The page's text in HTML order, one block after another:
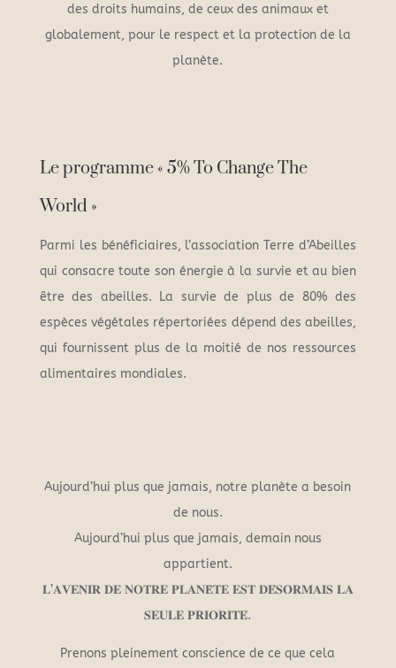
des droits humains, de ceux des animaux et
globalement, pour le respect et la protection de la
planète.
Le programme « 5% To Change The
World »
Parmi les bénéficiaires, l’association Terre d’Abeilles
qui consacre toute son énergie à la survie et au bien
être des abeilles. La survie de plus de 80% des
espèces végétales répertoriées dépend des abeilles,
qui fournissent plus de la moitié de nos ressources
alimentaires mondiales.
Aujourd’hui plus que jamais, notre planète a besoin
de nous.
Aujourd’hui plus que jamais, demain nous
appartient.
𝐋’𝐀𝐕𝐄𝐍𝐈𝐑 𝐃𝐄 𝐍𝐎𝐓𝐑𝐄 𝐏𝐋𝐀𝐍𝐄̀𝐓𝐄 𝐄𝐒𝐓 𝐃𝐄́𝐒𝐎𝐑𝐌𝐀𝐈𝐒 𝐋𝐀
𝐒𝐄𝐔𝐋𝐄 𝐏𝐑𝐈𝐎𝐑𝐈𝐓𝐄́.
Prenons pleinement conscience de ce que cela